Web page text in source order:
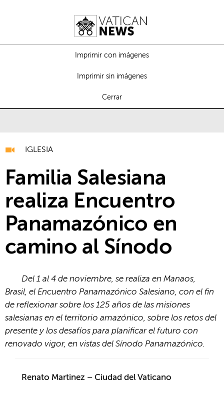
Imprimir con imágenes
Imprimir sin imágenes
Cerrar
IGLESIA
Familia Salesiana
realiza Encuentro
Panamazónico en
camino al Sínodo
Del 1 al 4 de noviembre, se realiza en Manaos,
Brasil, el Encuentro Panamazónico Salesiano, con el fin
de reflexionar sobre los 125 años de las misiones
salesianas en el territorio amazónico, sobre los retos del
presente y los desafíos para planificar el futuro con
renovado vigor, en vistas del Sínodo Panamazónico.
Renato Martinez – Ciudad del Vaticano